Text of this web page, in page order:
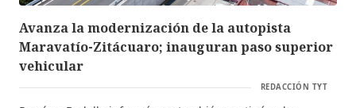
Avanza la modernización de la autopista
Maravatío-Zitácuaro; inauguran paso superior
vehicular
REDACCIÓN TYT